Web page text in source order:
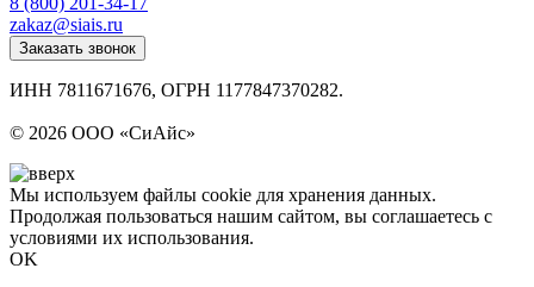
zakaz@siais.ru
Заказать звонок
ИНН 7811671676, ОГРН 1177847370282.
© 2026 ООО «СиАйс»
Мы используем файлы cookie для хранения данных.
Продолжая пользоваться нашим сайтом, вы соглашаетесь с
условиями их использования.
OK